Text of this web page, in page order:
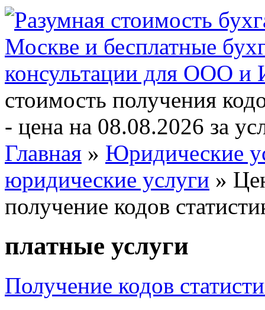
стоимость получения
- цена на 08.08.2026 за
Главная » Юридические
юридические услуги »
получение кодов
платные услуги
Получение кодов